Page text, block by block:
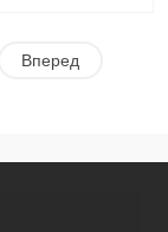
Вперед